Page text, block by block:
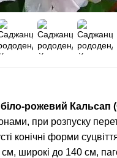
рожевий Кальсап
при розпуску
конічні форми
широкі до 140 см,